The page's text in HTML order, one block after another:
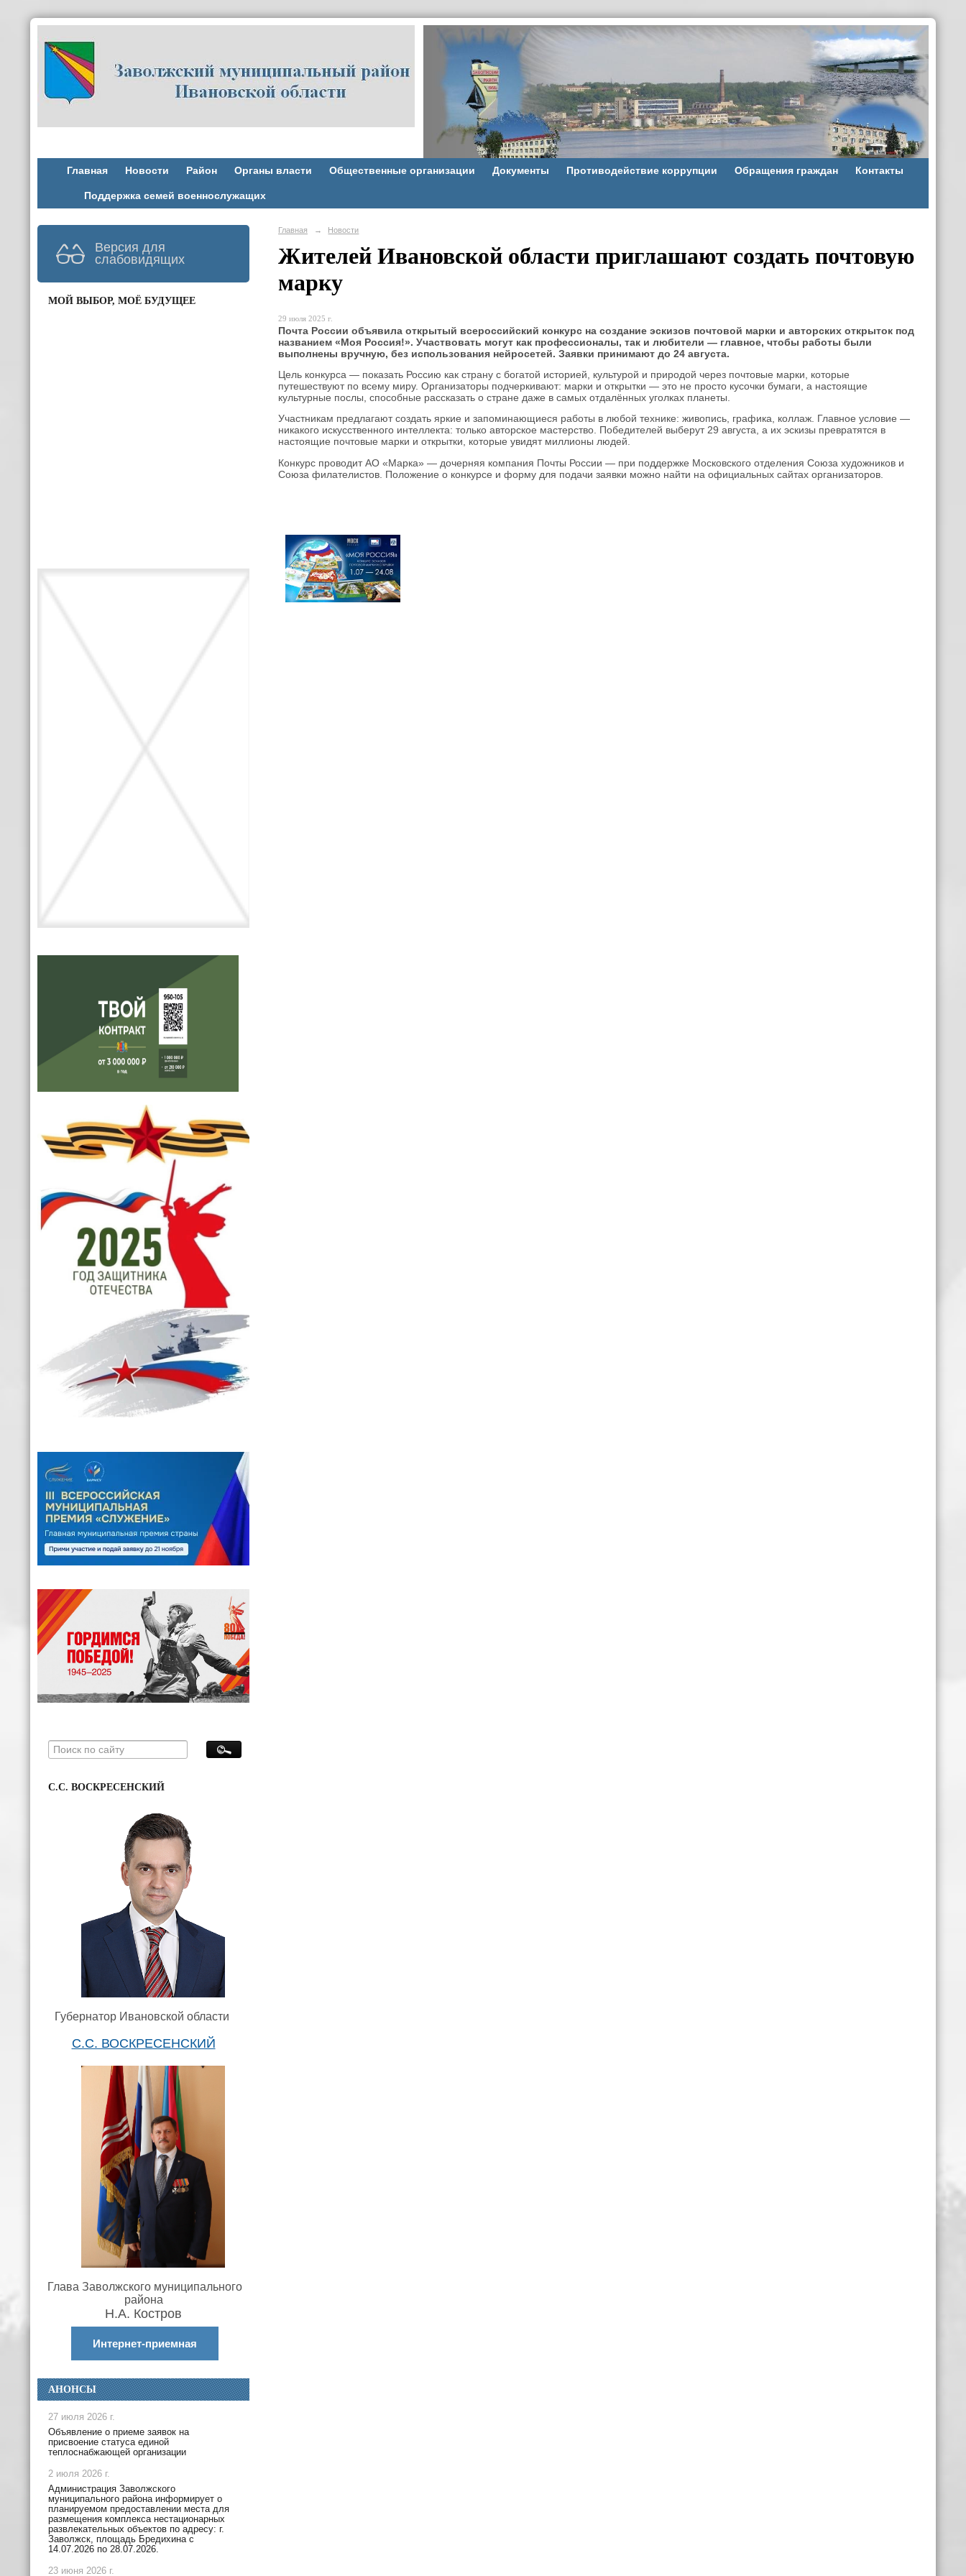
Главная Новости Район Органы власти Общественные организации Документы Противодействие коррупции Обращения граждан Контакты
Поддержка семей военнослужащих
Версия для
слабовидящих
МОЙ ВЫБОР, МОЁ БУДУЩЕЕ
С.С. ВОСКРЕСЕНСКИЙ
Губернатор Ивановской области
С.С. ВОСКРЕСЕНСКИЙ
Глава Заволжского муниципального
района
Н.А. Костров
Интернет-приемная
АНОНСЫ
27 июля 2026 г.
Объявление о приеме заявок на
присвоение статуса единой
теплоснабжающей организации
2 июля 2026 г.
Администрация Заволжского
муниципального района информирует о
планируемом предоставлении места для
размещения комплекса нестационарных
развлекательных объектов по адресу: г.
Заволжск, площадь Бредихина с
14.07.2026 по 28.07.2026.
23 июня 2026 г.
Главная → Новости
Жителей Ивановской области приглашают создать почтовую
марку
29 июля 2025 г.
Почта России объявила открытый всероссийский конкурс на создание эскизов почтовой марки и авторских открыток под
названием «Моя Россия!». Участвовать могут как профессионалы, так и любители — главное, чтобы работы были
выполнены вручную, без использования нейросетей. Заявки принимают до 24 августа.
Цель конкурса — показать Россию как страну с богатой историей, культурой и природой через почтовые марки, которые
путешествуют по всему миру. Организаторы подчеркивают: марки и открытки — это не просто кусочки бумаги, а настоящие
культурные послы, способные рассказать о стране даже в самых отдалённых уголках планеты.
Участникам предлагают создать яркие и запоминающиеся работы в любой технике: живопись, графика, коллаж. Главное условие —
никакого искусственного интеллекта: только авторское мастерство. Победителей выберут 29 августа, а их эскизы превратятся в
настоящие почтовые марки и открытки, которые увидят миллионы людей.
Конкурс проводит АО «Марка» — дочерняя компания Почты России — при поддержке Московского отделения Союза художников и
Союза филателистов. Положение о конкурсе и форму для подачи заявки можно найти на официальных сайтах организаторов.